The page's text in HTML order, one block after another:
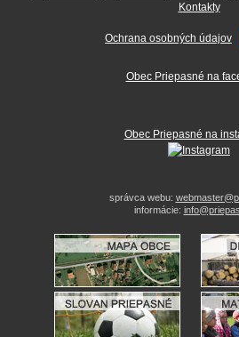
Kontakty
Ochrana osobných údajov
Obec Priepasné na
Obec Priepasné na
správca webu:
informácie: